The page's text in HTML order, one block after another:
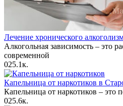
Лечение хронического
Алкогольная зависимость – это
современной
025.1к.
Капельница от наркотиков в
Капельница от наркотиков – это
025.6к.